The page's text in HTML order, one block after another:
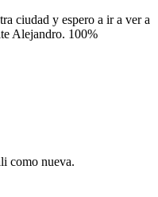
ciudad y espero a ir a ver a
Alejandro. 100%
como nueva.